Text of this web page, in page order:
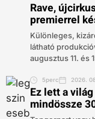
Rave,
premierrel
Különleges,
látható
augusztus 11. és
5perc 2026.
Ez lett a
mindössze